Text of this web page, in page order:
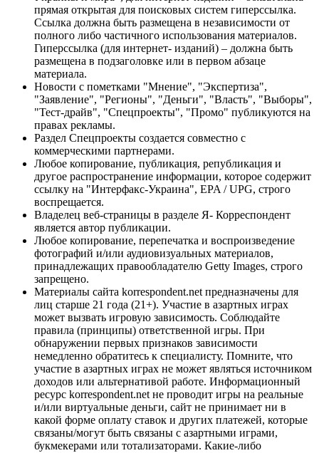
прямая открытая для поисковых систем гиперссылка.
Ссылка должна быть размещена в независимости от
полного либо частичного использования материалов.
Гиперссылка (для интернет- изданий) – должна быть
размещена в подзаголовке или в первом абзаце
материала.
Новости с пометками "Мнение", "Экспертиза",
"Заявление", "Регионы", "Деньги", "Власть", "Выборы",
"Тест-драйв", "Спецпроекты", "Промо" публикуются на
правах рекламы.
Раздел Спецпроекты создается совместно с
коммерческими партнерами.
Любое копирование, публикация, републикация и
другое распространение информации, которое содержит
ссылку на "Интерфакс-Украина", EPA / UPG, строго
воспрещается.
Владелец веб-страницы в разделе Я- Корреспондент
является автор публикации.
Любое копирование, перепечатка и воспроизведение
фотографий и/или аудиовизуальных материалов,
принадлежащих правообладателю Getty Images, строго
запрещено.
Материалы сайта korrespondent.net предназначены для
лиц старше 21 года (21+). Участие в азартных играх
может вызвать игровую зависимость. Соблюдайте
правила (принципы) ответственной игры. При
обнаружении первых признаков зависимости
немедленно обратитесь к специалисту. Помните, что
участие в азартных играх не может являться источником
доходов или альтернативой работе. Информационный
ресурс korrespondent.net не проводит игры на реальные
и/или виртуальные деньги, сайт не принимает ни в
какой форме оплату ставок и других платежей, которые
связаны/могут быть связаны с азартными играми,
букмекерами или тотализаторами. Какие-либо